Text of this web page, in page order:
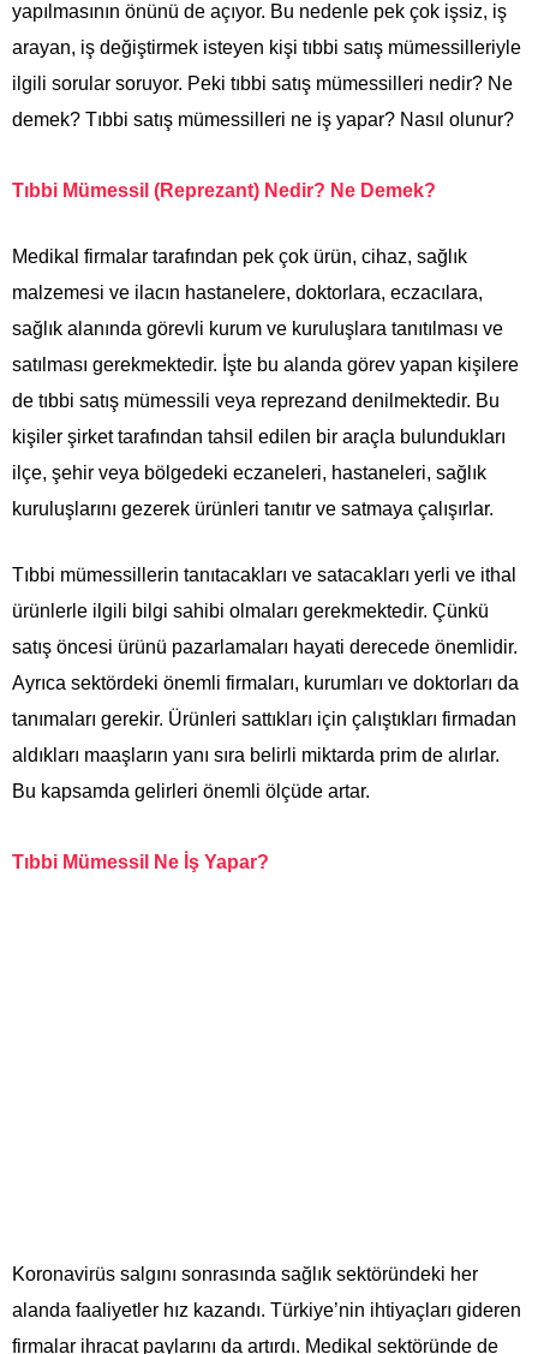
yapılmasının önünü de açıyor. Bu nedenle pek çok işsiz, iş
arayan, iş değiştirmek isteyen kişi tıbbi satış mümessilleriyle
ilgili sorular soruyor. Peki tıbbi satış mümessilleri nedir? Ne
demek? Tıbbi satış mümessilleri ne iş yapar? Nasıl olunur?
Tıbbi Mümessil (Reprezant) Nedir? Ne Demek?
Medikal firmalar tarafından pek çok ürün, cihaz, sağlık
malzemesi ve ilacın hastanelere, doktorlara, eczacılara,
sağlık alanında görevli kurum ve kuruluşlara tanıtılması ve
satılması gerekmektedir. İşte bu alanda görev yapan kişilere
de tıbbi satış mümessili veya reprezand denilmektedir. Bu
kişiler şirket tarafından tahsil edilen bir araçla bulundukları
ilçe, şehir veya bölgedeki eczaneleri, hastaneleri, sağlık
kuruluşlarını gezerek ürünleri tanıtır ve satmaya çalışırlar.
Tıbbi mümessillerin tanıtacakları ve satacakları yerli ve ithal
ürünlerle ilgili bilgi sahibi olmaları gerekmektedir. Çünkü
satış öncesi ürünü pazarlamaları hayati derecede önemlidir.
Ayrıca sektördeki önemli firmaları, kurumları ve doktorları da
tanımaları gerekir. Ürünleri sattıkları için çalıştıkları firmadan
aldıkları maaşların yanı sıra belirli miktarda prim de alırlar.
Bu kapsamda gelirleri önemli ölçüde artar.
Tıbbi Mümessil Ne İş Yapar?
Koronavirüs salgını sonrasında sağlık sektöründeki her
alanda faaliyetler hız kazandı. Türkiye’nin ihtiyaçları gideren
firmalar ihracat paylarını da artırdı. Medikal sektöründe de